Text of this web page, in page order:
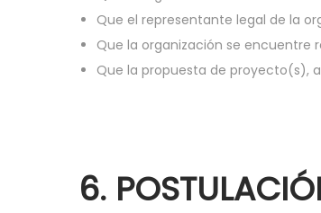
Que el representante legal de la
Que la organización se encuentre
Que la propuesta de proyecto(s),
6.